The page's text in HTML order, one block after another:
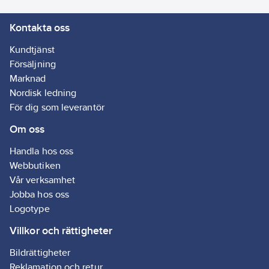
Kontakta oss
Kundtjänst
Försäljning
Marknad
Nordisk ledning
För dig som leverantör
Om oss
Handla hos oss
Webbutiken
Vår verksamhet
Jobba hos oss
Logotype
Villkor och rättigheter
Bildrättigheter